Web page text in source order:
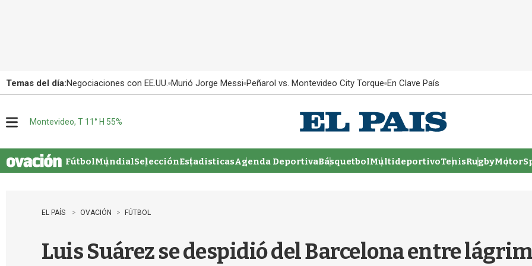
Temas del día:Negociaciones con EE.UU. Murió Jorge Messi Peñarol vs. Montevideo City Torque En Clave País
u
Montevideo, T 11° H 55%
FútbolMundialSelecciónEstadisticasAgenda DeportivaBásquetbolMultideportivoTenisRugby
EL PAÍS OVACIÓN FÚTBOL
Luis Suárez se despidió del Barcelona entre